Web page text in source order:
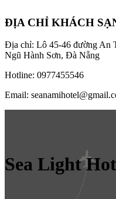
ĐỊA CHỈ KHÁCH
Địa chỉ: Lô 45-46 đường An
Ngũ Hành Sơn, Đà Nẵng
Hotline: 0977455546
Email:
Sea Light